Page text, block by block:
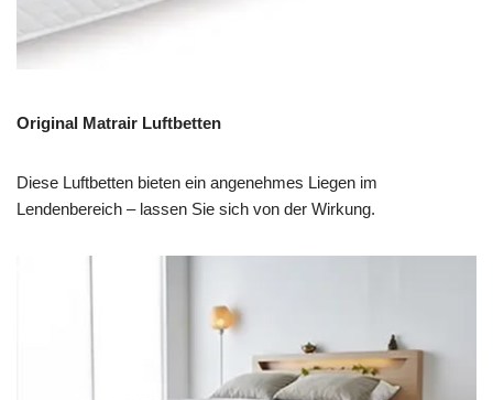
Original Matrair Luftbetten
Diese Luftbetten bieten ein angenehmes Liegen im
Lendenbereich – lassen Sie sich von der Wirkung.